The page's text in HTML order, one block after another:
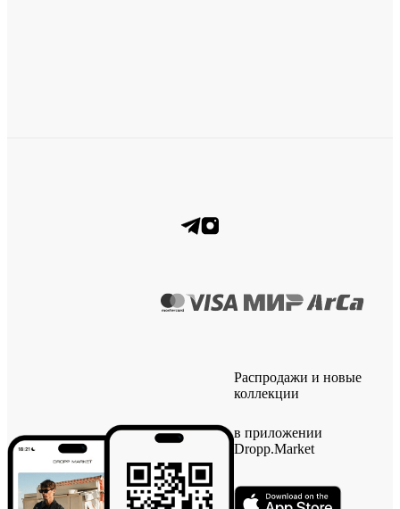
Распродажи и новые
коллекции
в приложении
Dropp.Market